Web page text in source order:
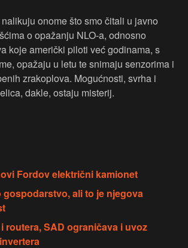
onome što smo čitali u javno
o opažanju NLO-a, odnosno
koje američki piloti već godinama, s
opažaju u letu te snimaju senzorima i
zrakoplova. Mogućnosti, svrha i
dakle, ostaju misterij.
Fordov električni kamionet
gospodarstvo, ali to je njegova
routera, SAD ograničava i uvoz